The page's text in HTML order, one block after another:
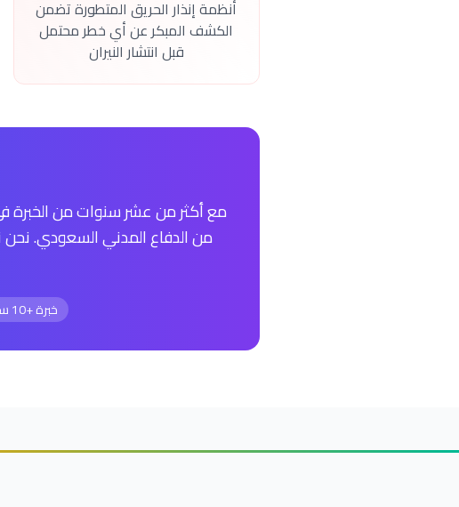
أنظمة إنذار الحريق المتطورة تضمن
الكشف المبكر عن أي خطر محتمل
قبل انتشار النيران
مع أكثر من عشر سنوات من الخبرة
من الدفاع المدني السعودي. نحن
خبرة +10 سنوات